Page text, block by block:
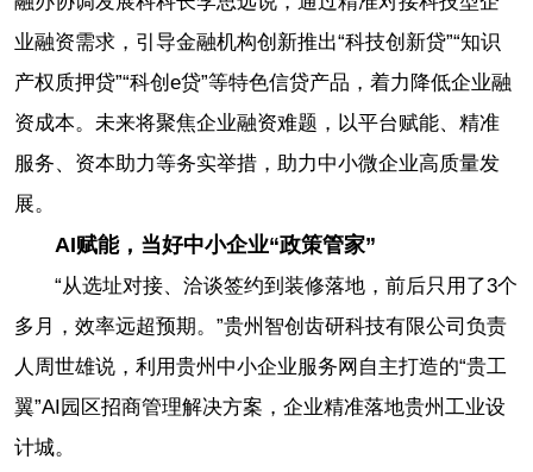
业融资需求，引导金融机构创新推出“科技创新贷”“知识
产权质押贷”“科创e贷”等特色信贷产品，着力降低企业融
资成本。未来将聚焦企业融资难题，以平台赋能、精准
服务、资本助力等务实举措，助力中小微企业高质量发
展。
AI赋能，当好中小企业“政策管家”
“从选址对接、洽谈签约到装修落地，前后只用了3个
多月，效率远超预期。”贵州智创齿研科技有限公司负责
人周世雄说，利用贵州中小企业服务网自主打造的“贵工
翼”AI园区招商管理解决方案，企业精准落地贵州工业设
计城。